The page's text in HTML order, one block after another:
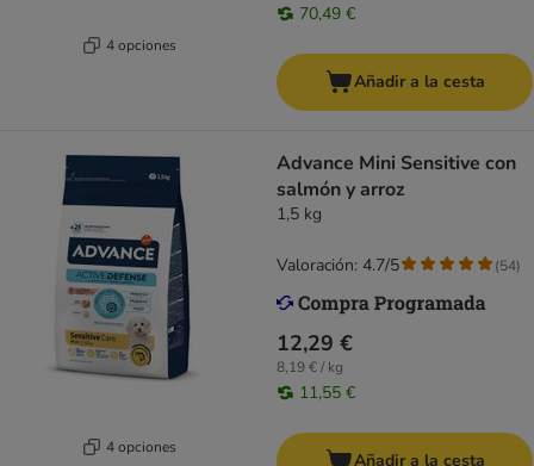
4 opciones
70,49 €
Añadir a la cesta
4 opciones
Advance Mini Sensitive con
salmón y arroz
1,5 kg
12,29 €
8,19 € / kg
11,55 €
Valoración: 4.7/5 (54)
Añadir a la cesta